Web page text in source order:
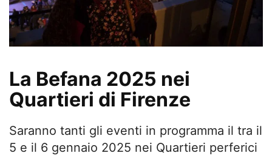
La Befana 2025 nei
Quartieri di Firenze
Saranno tanti gli eventi in programma il tra il
5 e il 6 gennaio 2025 nei Quartieri perferici